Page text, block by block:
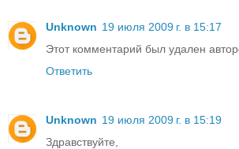
Unknown 19 июля 2009 г. в 15:17
Этот комментарий был удален
Ответить
Unknown 19 июля 2009 г. в 15:19
Здравствуйте,